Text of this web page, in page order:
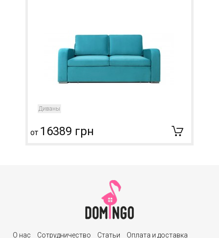
Диваны
от 16389 грн
О нас Сотрудничество Статьи Оплата и доставка